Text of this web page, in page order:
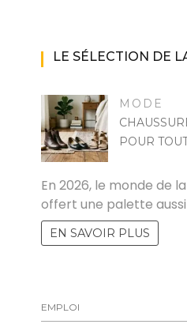
LE SÉLECTION DE
MODE
POUR
En 2026, le monde de
offert une palette
EN SAVOIR PLUS
EMPLOI